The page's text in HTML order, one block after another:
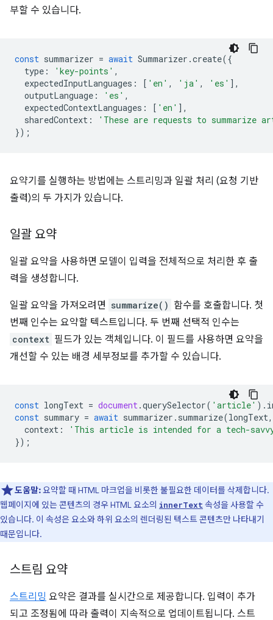
부할 수 있습니다.
const summarizer = await Summarizer .create({
type : 'key-points' ,
expectedInputLanguages : [ 'en' , 'ja' , 'es' ],
outputLanguage : 'es' ,
expectedContextLanguages : [ 'en' ],
sharedContext :
'These are requests to summarize
});
요약기를 실행하는 방법에는 스트리밍과 일괄 처리 (요청 기반
출력)의 두 가지가 있습니다.
일괄 요약
일괄 요약을 사용하면 모델이 입력을 전체적으로 처리한 후 출
력을 생성합니다.
일괄 요약을 가져오려면 summarize() 함수를 호출합니다. 첫
번째 인수는 요약할 텍스트입니다. 두 번째 선택적 인수는
context 필드가 있는 객체입니다. 이 필드를 사용하면 요약을
개선할 수 있는 배경 세부정보를 추가할 수 있습니다.
const longText = document.querySelector( 'article' ).
const summary = await summarizer . summarize(longText,
context :
'This article is intended for a tech-
});
도움말:요약할 때 HTML 마크업을 비롯한 불필요한 데이터를 삭제합니다.
웹페이지에 있는 콘텐츠의 경우 HTML 요소의 innerText 속성을 사용할 수
있습니다. 이 속성은 요소와 하위 요소의 렌더링된 텍스트 콘텐츠만 나타내기
때문입니다.
스트림 요약
스트리밍 요약은 결과를 실시간으로 제공합니다. 입력이 추가
되고 조정됨에 따라 출력이 지속적으로 업데이트됩니다. 스트